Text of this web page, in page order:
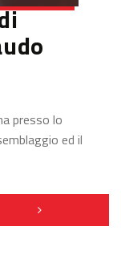
presso lo
ed il